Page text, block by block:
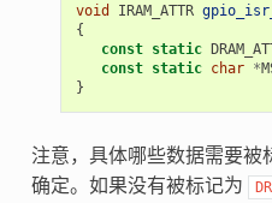
void IRAM_ATTR
{
const static
const static char *
}
注意，具体哪些数据需要被
确定。如果没有被标记为